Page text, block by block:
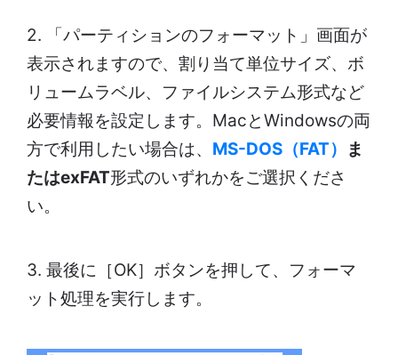
2. 「パーティションのフォーマット」画面が
表示されますので、割り当て単位サイズ、ボ
リュームラベル、ファイルシステム形式など
必要情報を設定します。MacとWindowsの両
方で利用したい場合は、 MS-DOS（FAT）
ま
たはexFAT形式のいずれかをご選択くださ
い。
3. 最後に［OK］ボタンを押して、フォーマ
ット処理を実行します。